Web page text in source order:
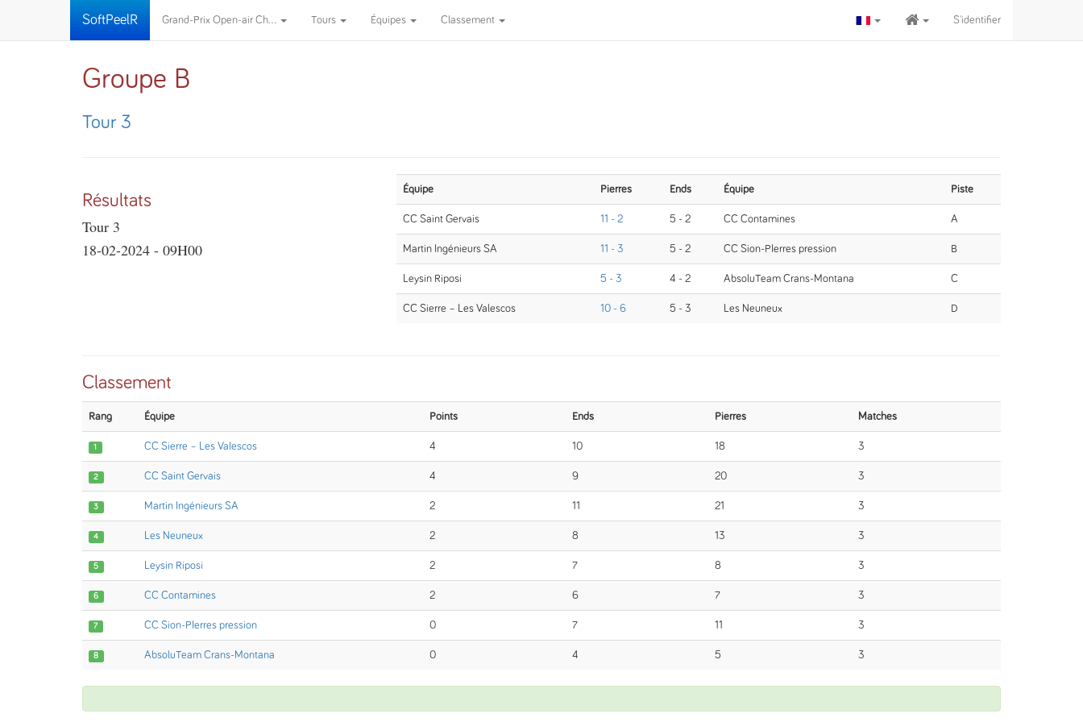
SoftPeelR Grand-Prix Open-air Ch... Tours Équipes Classement S'identifier
Groupe B
Tour 3
Résultats
Tour 3
18-02-2024 - 09H00
Équipe Pierres Ends Équipe Piste
CC Saint Gervais 11 - 2 5 - 2 CC Contamines A
Martin Ingénieurs SA 11 - 3 5 - 2 CC Sion-PIerres pression B
Leysin Riposi 5 - 3 4 - 2 AbsoluTeam Crans-Montana C
CC Sierre – Les Valescos 10 - 6 5 - 3 Les Neuneux D
Classement
Rang Équipe Points Ends Pierres Matches
1 CC Sierre – Les Valescos 4 10 18 3
2 CC Saint Gervais 4 9 20 3
3 Martin Ingénieurs SA 2 11 21 3
4 Les Neuneux 2 8 13 3
5 Leysin Riposi 2 7 8 3
6 CC Contamines 2 6 7 3
7 CC Sion-PIerres pression 0 7 11 3
8 AbsoluTeam Crans-Montana 0 4 5 3